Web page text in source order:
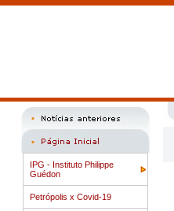
IPG - Instituto Philippe
Guédon
Petrópolis x Covid-19